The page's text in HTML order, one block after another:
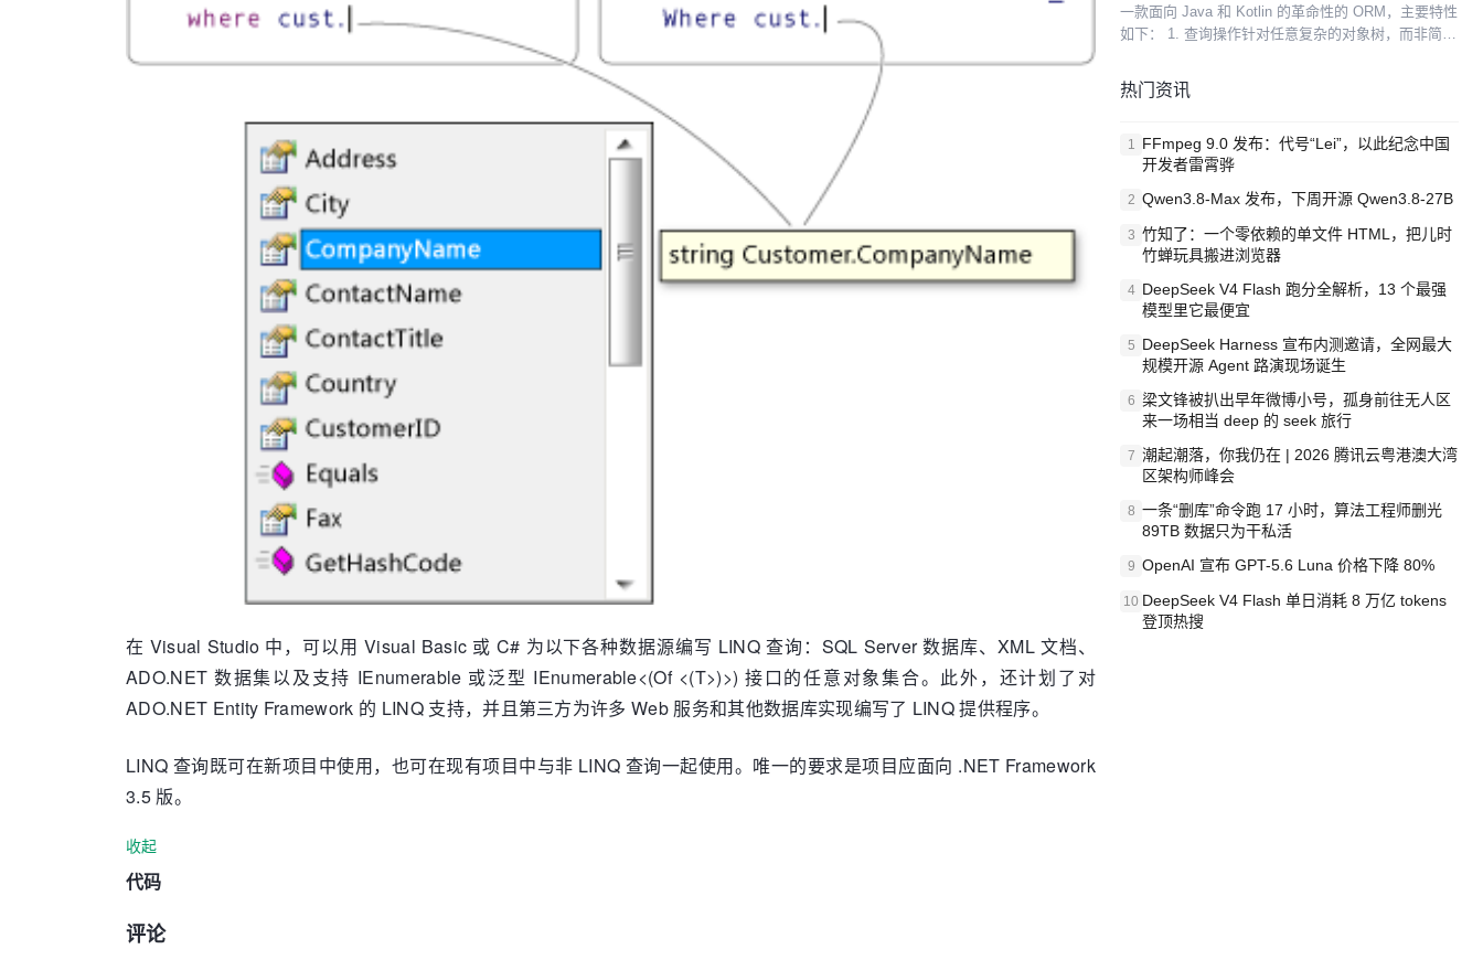
在 Visual Studio 中，可以用 Visual Basic 或 C# 为以下各种数据源编写 LINQ 查询：SQL Server 数据库、XML 文档、
ADO.NET 数据集以及支持 IEnumerable 或泛型 IEnumerable<(Of <(T>)>) 接口的任意对象集合。此外，还计划了对
ADO.NET Entity Framework 的 LINQ 支持，并且第三方为许多 Web 服务和其他数据库实现编写了 LINQ 提供程序。
LINQ 查询既可在新项目中使用，也可在现有项目中与非 LINQ 查询一起使用。唯一的要求是项目应面向 .NET Framework
3.5 版。
收起
代码
评论
一款面向 Java 和 Kotlin 的革命性的 ORM，主要特性
如下： 1. 查询操作针对任意复杂的对象树，而非简单
操作针对任意复杂的对象树，而非...
热门资讯
1 FFmpeg 9.0 发布：代号“Lei”，以此纪念中国
开发者雷霄骅
2 Qwen3.8-Max 发布，下周开源 Qwen3.8-27B
3 竹知了：一个零依赖的单文件 HTML，把儿时
竹蝉玩具搬进浏览器
4 DeepSeek V4 Flash 跑分全解析，13 个最强
模型里它最便宜
5 DeepSeek Harness 宣布内测邀请，全网最大
规模开源 Agent 路演现场诞生
6 梁文锋被扒出早年微博小号，孤身前往无人区
来一场相当 deep 的 seek 旅行
7 潮起潮落，你我仍在 | 2026 腾讯云粤港澳大湾
区架构师峰会
8 一条“删库”命令跑 17 小时，算法工程师删光
89TB 数据只为干私活
9 OpenAI 宣布 GPT-5.6 Luna 价格下降 80%
10 DeepSeek V4 Flash 单日消耗 8 万亿 tokens
登顶热搜